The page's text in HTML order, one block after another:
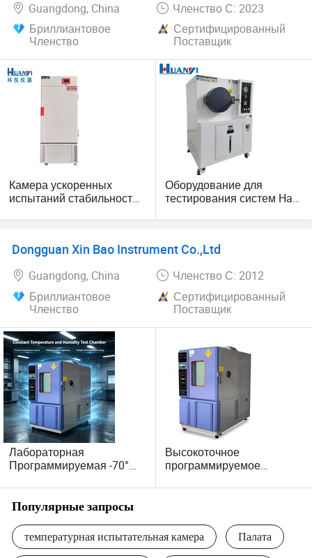
и температуры
Guangdong, China
Членство С: 2023
Бриллиантовое
Членство
Сертифицированный
Поставщик
Камера ускоренных
испытаний стабильности
препаратов
Оборудование для
тестирования систем Hast
высокоакселерационных
службы и приложений
Dongguan Xin Bao Instrument Co.,Ltd
Guangdong, China
Членство С: 2012
Бриллиантовое
Членство
Сертифицированный
Поставщик
Лабораторная
Программируемая -70°
Постоянная
Стабильность
Климатическая
Климатическая
Экологическая
Высокоточное
программируемое
испытаний температуры
Популярные запросы
температурная испытательная камера Палата